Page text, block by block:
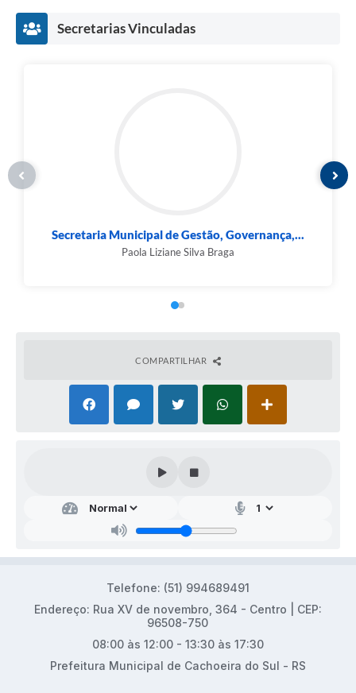
Secretarias Vinculadas
Secretaria Municipal de Gestão, Governança,...
Paola Liziane Silva Braga
COMPARTILHAR
Telefone: (51) 994689491
Endereço: Rua XV de novembro, 364 - Centro | CEP:
96508-750
08:00 às 12:00 - 13:30 às 17:30
Prefeitura Municipal de Cachoeira do Sul - RS